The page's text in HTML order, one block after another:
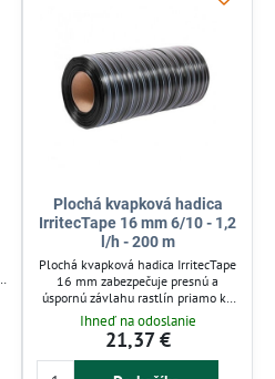
Plochá kvapková hadica
IrritecTape 16 mm 6/10 - 1,2
l/h - 200 m
Plochá kvapková hadica IrritecTape
16 mm zabezpečuje presnú a
úspornú závlahu rastlín priamo ku
koreňom. Pracuje pri nízkom tlaku
(0,1-0,7 bar), vhodná aj pre
samospádové zavlažovanie. Hadica
s výdatnosťou 1,2 l/h a rozostupom
Ihneď na odoslanie
21,37 €